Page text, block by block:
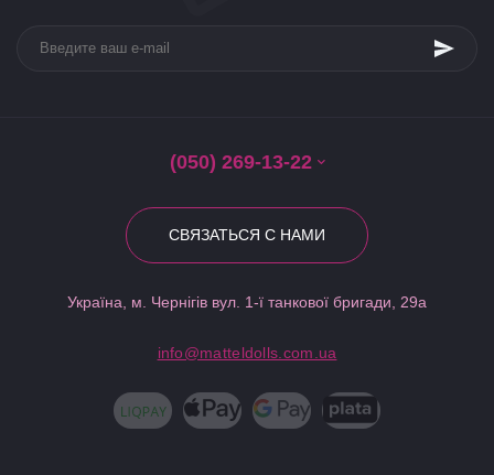
(050) 269-13-22
СВЯЗАТЬСЯ С НАМИ
Україна, м. Чернігів вул. 1-ї танкової бригади, 29а
info@matteldolls.com.ua